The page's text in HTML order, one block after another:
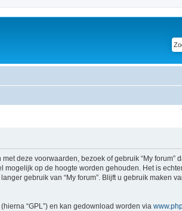
deze voorwaarden, bezoek of gebruik “My forum”
op de hoogte worden gehouden. Het is
gebruik van “My forum”. Blijft u gebruik maken
(hierna “GPL”) en kan gedownload worden via